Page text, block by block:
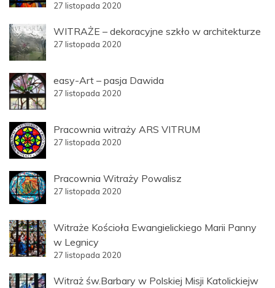
27 listopada 2020
WITRAŻE – dekoracyjne szkło w architekturze
27 listopada 2020
easy-Art – pasja Dawida
27 listopada 2020
Pracownia witraży ARS VITRUM
27 listopada 2020
Pracownia Witraży Powalisz
27 listopada 2020
Witraże Kościoła Ewangielickiego Marii Panny
w Legnicy
27 listopada 2020
Witraż św.Barbary w Polskiej Misji Katolickiejw